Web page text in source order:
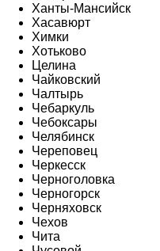
Ханты-Мансийск
Хасавюрт
Химки
Хотьково
Целина
Чайковский
Чалтырь
Чебаркуль
Чебоксары
Челябинск
Череповец
Черкесск
Черноголовка
Черногорск
Черняховск
Чехов
Чита